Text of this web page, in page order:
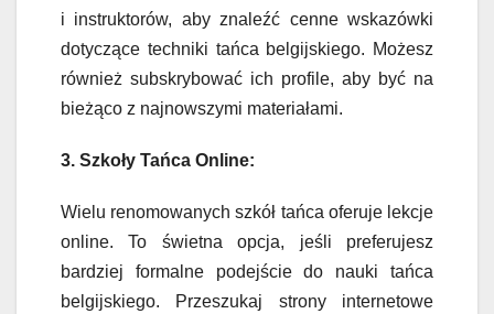
i instruktorów, aby znaleźć cenne wskazówki
dotyczące techniki tańca belgijskiego. Możesz
również subskrybować ich profile, aby być na
bieżąco z najnowszymi materiałami.
3. Szkoły Tańca Online:
Wielu renomowanych szkół tańca oferuje lekcje
online. To świetna opcja, jeśli preferujesz
bardziej formalne podejście do nauki tańca
belgijskiego. Przeszukaj strony internetowe